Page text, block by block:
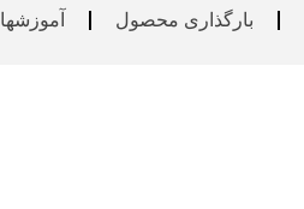
بارگذاری محصول آموزشها